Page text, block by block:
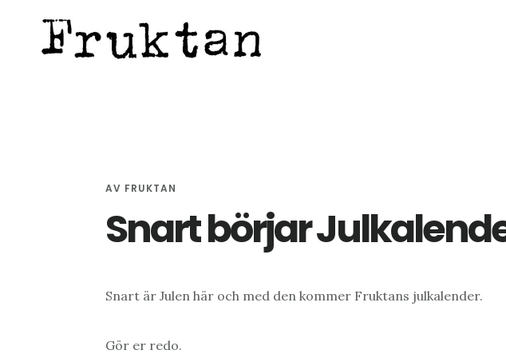
AV FRUKTAN
Snart börjar
Snart är Julen här och med den kommer Fruktans julkalender.
Gör er redo.